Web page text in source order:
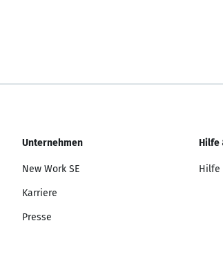
Unternehmen
New Work SE
Karriere
Presse
Hilfe
Hilfe